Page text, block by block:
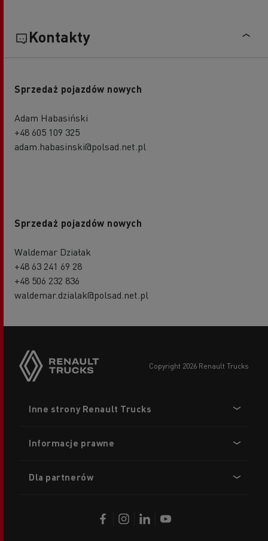
Kontakty
Sprzedaż pojazdów nowych
Adam Habasiński
+48 605 109 325
adam.habasinski@polsad.net.pl
Sprzedaż pojazdów nowych
Waldemar Działak
+48 63 241 69 28
+48 506 232 836
waldemar.dzialak@polsad.net.pl
copyright 2026 Renault Trucks
menu
Inne strony Renault Trucks
Informacje prawne
Dla partnerów